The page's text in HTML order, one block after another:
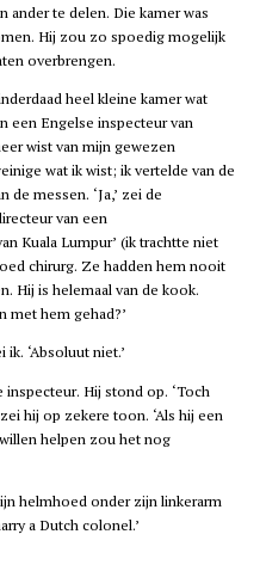
te delen. Die kamer was
Hij zou zo spoedig mogelijk
overbrengen.
heel kleine kamer wat
een Engelse inspecteur van
wist van mijn gewezen
wat ik wist; ik vertelde van de
de messen. ‘Ja,’ zei de
van een
Kuala Lumpur’ (ik trachtte niet
chirurg. Ze hadden hem nooit
Hij is helemaal van de kook.
met hem gehad?’
ik. ‘Absoluut niet.’
inspecteur. Hij stond op. ‘Toch
hij op zekere toon. ‘Als hij een
helpen zou het nog
helmhoed onder zijn linkerarm
a Dutch colonel.’